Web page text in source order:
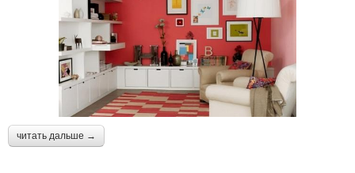
читать дальше →